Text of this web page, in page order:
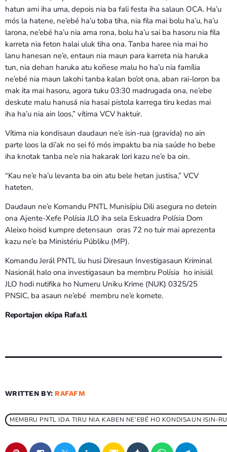
hatun ami iha uma, depois nia ba fali festa iha salaun OCA. Ha’u
mós la hatene, ne’ebé ha’u toba tiha, nia fila mai bolu ha’u, ha’u
larona, ne’ebé ha’u nia ama rona, bolu ha’u sai ba hasoru nia fila
karreta nia feton halai uluk tiha ona. Tanba haree nia mai ho
lanu hanesan ne’e, entaun nia maun para karreta nia haruka
tun, nia dehan haruka atu koñese malu ho ha’u nia família
ne’ebé nia maun lakohi tanba kalan bo’ot ona, aban rai-loron ba
mak ita mai hasoru, agora tuku 03:30 madrugada ona, ne’ebe
deskute malu hanusá nia hasai pistola karrega tiru kedas mai
iha ha’u nia ain loos,” vítima VCV haktuir.
Vítima nia kondisaun daudaun ne’e isin-rua (gravida) no ain
parte loos la di’ak no sei fó mós impaktu ba nia saúde ho bebe
iha knotak tanba ne’e nia hakarak lori kazu ne’e ba oin.
“Kau ne’e ha’u levanta ba oin atu bele hetan justisa,” VCV
hateten.
Daudaun ne’e Komandu PNTL Munisípiu Dili asegura no detein
ona Ajente-Xefe Polísia JLO iha sela Eskuadra Polísia Dom
Aleixo hoisd kumpre detensaun oras 72 no tuir mai aprezenta
kazu ne’e ba Ministériu Públiku (MP).
Komandu Jerál PNTL liu husi Diresaun Investigasaun Kriminal
Nasionál halo ona investigasaun ba membru Polísia ho inisiál
JLO hodi nutifika ho Numeru Uniku Krime (NUK) 0325/25
PNSIC, ba asaun ne’ebé membru ne’e komete.
Reportajen ekipa Rafa.tl
WRITTEN BY: RAFAFM
MEMBRU PNTL IDA TIRU NIA KABEN NE’EBÉ HO KONDISAUN ISIN-